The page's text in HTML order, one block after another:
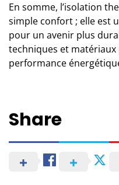
En somme, l’isolation
simple confort ; elle est
pour un avenir plus
techniques et
performance
Share